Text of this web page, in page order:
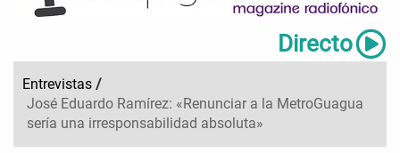
Directo
Entrevistas /
José Eduardo Ramírez: «Renunciar a la MetroGuagua
sería una irresponsabilidad absoluta»